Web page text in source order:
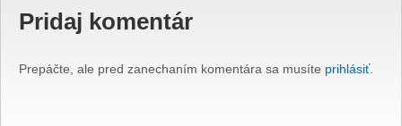
Pridaj komentár
Prepáčte, ale pred zanechaním komentára sa musíte prihlásiť.